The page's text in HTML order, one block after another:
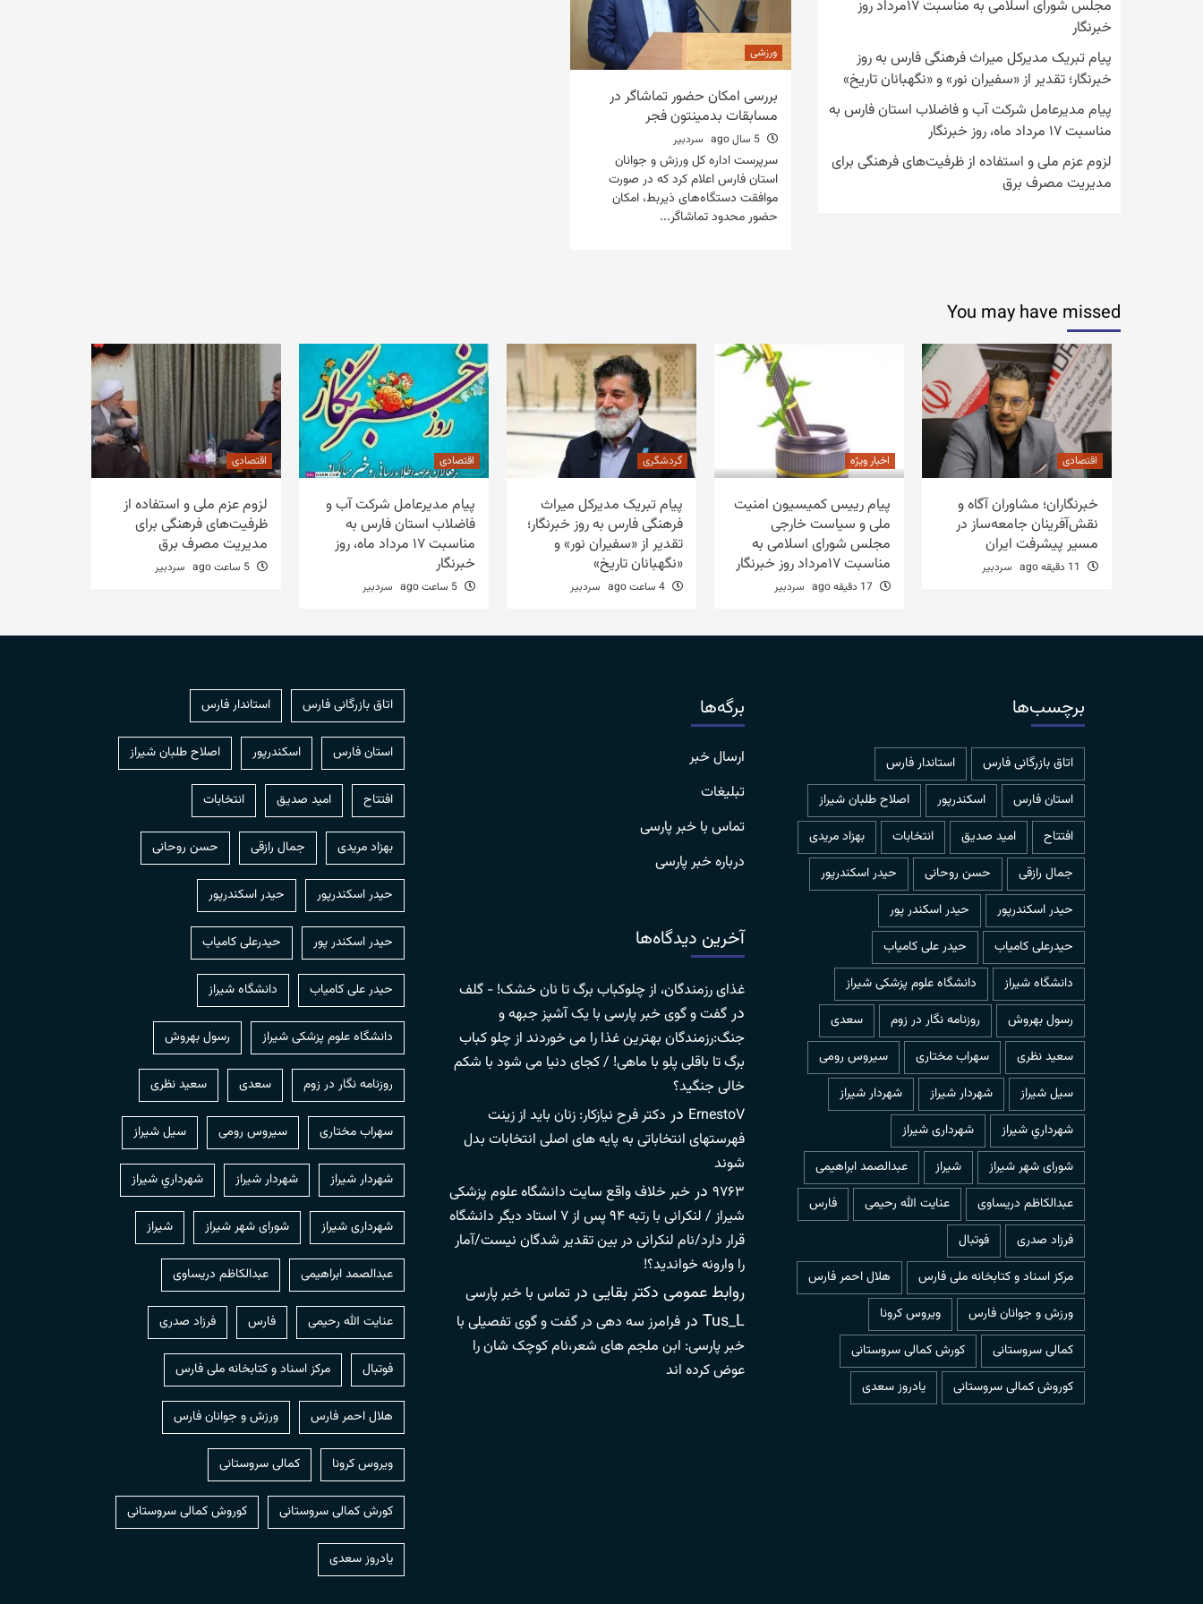
ورزشی
بررسی امکان حضور تماشاگر در
مسابقات بدمینتون فجر
سردبیر
سرپرست اداره کل ورزش و جوانان
استان فارس اعلام کرد که در صورت
موافقت دستگاه‌های ذیربط، امکان
حضور محدود تماشاگر...
مجلس شورای اسلامی به مناسبت ۱۷مرداد روز
خبرنگار
پیام تبریک مدیرکل میراث فرهنگی فارس به روز
خبرنگار؛ تقدیر از «سفیران نور» و «نگهبانان تاریخ»
پیام مدیرعامل شرکت آب و فاضلاب استان فارس به
مناسبت ۱۷ مرداد ماه، روز خبرنگار
لزوم عزم ملی و استفاده از ظرفیت‌های فرهنگی برای
مدیریت مصرف برق
You may have missed
اقتصادی
خبرنگاران؛ مشاوران آگاه و
نقش‌آفرینان جامعه‌ساز در
مسیر پیشرفت ایران
سردبیر
اخبار ویژه
پیام رییس کمیسیون امنیت
ملی و سیاست خارجی
مجلس شورای اسلامی به
مناسبت ۱۷مرداد روز خبرنگار
سردبیر
گردشگری
پیام تبریک مدیرکل میراث
فرهنگی فارس به روز خبرنگار؛
تقدیر از «سفیران نور» و
«نگهبانان تاریخ»
سردبیر
اقتصادی
پیام مدیرعامل شرکت آب و
فاضلاب استان فارس به
مناسبت ۱۷ مرداد ماه، روز
خبرنگار
سردبیر
اقتصادی
لزوم عزم ملی و استفاده از
ظرفیت‌های فرهنگی برای
مدیریت مصرف برق
سردبیر
برچسب‌ها
اتاق بازرگانی فارس
استاندار فارس
استان فارس
اسکندرپور
اصلاح طلبان شیراز
افتتاح
امید صدیق انتخابات
بهزاد مریدی
جمال رازقی
حسن روحانی
حيدر اسكندرپور
حیدر اسکندرپور
حیدر اسکندر پور
حیدرعلی کامیاب
حیدر علی کامیاب
دانشگاه شیراز
دانشگاه علوم پزشکی شیراز
رسول بهروش
روزنامه نگار در زوم
سعدی
سعید نظری
سهراب مختاری
سیروس رومی
سیل شیراز
شهردار شيراز
شهردار شیراز
شهرداري شيراز
شهرداری شیراز
شورای شهر شیراز
شیراز
عبدالصمد ابراهیمی
عبدالکاظم دریساوی
عنایت الله رحیمی
فارس
فرزاد صدری
فوتبال
مرکز اسناد و کتابخانه ملی فارس
هلال احمر فارس
ورزش و جوانان فارس
ویروس کرونا
کمالی سروستانی
کورش کمالی سروستانی
کوروش کمالی سروستانی
یادروز سعدی
برگه‌ها
ارسال خبر
تبلیغات
تماس با خبر پارسی
درباره خبر پارسی
آخرین دیدگاه‌ها
غذای رزمندگان، از چلوکباب برگ تا نان خشک! - گلف
در گفت و گوی خبر پارسی با یک آشپز جبهه و
جنگ:رزمندگان بهترین غذا را می خوردند از چلو کباب
برگ تا باقلی پلو با ماهی! / کجای دنیا می شود با شکم
خالی جنگید؟
ErnestoV در دکتر فرح نیازکار: زنان باید از زینت
فهرستهای انتخاباتی به پایه های اصلی انتخابات بدل
شوند
۹۷۶۳ در خبر خلاف واقع سایت دانشگاه علوم پزشکی
شیراز / لنکرانی با رتبه ۹۴ پس از ۷ استاد دیگر دانشگاه
قرار دارد/نام لنکرانی در بین تقدیر شدگان نیست/آمار
را وارونه خواندید؟!
روابط عمومی دکتر بقایی در تماس با خبر پارسی
Tus_L در فرامرز سه دهی در گفت و گوی تفصیلی با
خبر پارسی: ابن ملجم های شعر،نام کوچک شان را
عوض کرده اند
اتاق بازرگانی فارس استاندار فارس
استان فارس اسکندرپور اصلاح طلبان شیراز
افتتاح امید صدیق انتخابات
بهزاد مریدی جمال رازقی حسن روحانی
حيدر اسكندرپور حیدر اسکندرپور
حیدر اسکندر پور حیدرعلی کامیاب
حیدر علی کامیاب دانشگاه شیراز
دانشگاه علوم پزشکی شیراز رسول بهروش
روزنامه نگار در زوم سعدی سعید نظری
سهراب مختاری سیروس رومی سیل شیراز
شهردار شيراز شهردار شیراز شهرداري شيراز
شهرداری شیراز شورای شهر شیراز شیراز
عبدالصمد ابراهیمی عبدالکاظم دریساوی
عنایت الله رحیمی فارس فرزاد صدری
فوتبال مرکز اسناد و کتابخانه ملی فارس
هلال احمر فارس ورزش و جوانان فارس
ویروس کرونا کمالی سروستانی
کورش کمالی سروستانی کوروش کمالی سروستانی
یادروز سعدی